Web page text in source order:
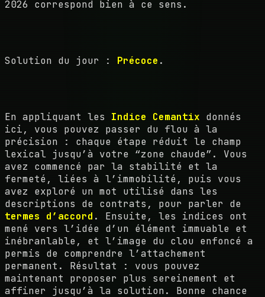
2026 correspond bien à ce sens.
Solution du jour : Précoce .
En appliquant les Indice Cemantix donnés
ici, vous pouvez passer du flou à la
précision : chaque étape réduit le champ
lexical jusqu’à votre “zone chaude”. Vous
avez commencé par la stabilité et la
fermeté, liées à l’immobilité, puis vous
avez exploré un mot utilisé dans les
descriptions de contrats, pour parler de
termes d’accord . Ensuite, les indices ont
mené vers l’idée d’un élément immuable et
inébranlable, et l’image du clou enfoncé a
permis de comprendre l’attachement
permanent. Résultat : vous pouvez
maintenant proposer plus sereinement et
affiner jusqu’à la solution. Bonne chance